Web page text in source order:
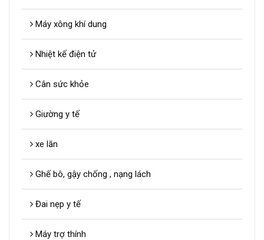
Máy xông khí dung
Nhiệt kế điện tử
Cân sức khỏe
Giường y tế
xe lăn
Ghế bô, gậy chống , nạng lách
Đai nẹp y tế
Máy trợ thính